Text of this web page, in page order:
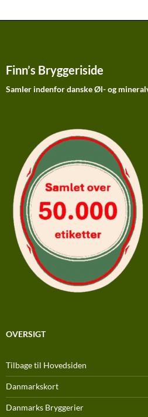
Finn’s Bryggeriside
Samler indenfor danske Øl- og
OVERSIGT
Tilbage til Hovedsiden
Danmarkskort
Danmarks Bryggerier